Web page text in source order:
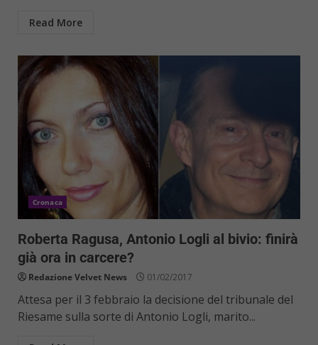
Read More
Cronaca
Roberta Ragusa, Antonio Logli al bivio: finirà
già ora in carcere?
Redazione Velvet News 01/02/2017
Attesa per il 3 febbraio la decisione del tribunale del
Riesame sulla sorte di Antonio Logli, marito...